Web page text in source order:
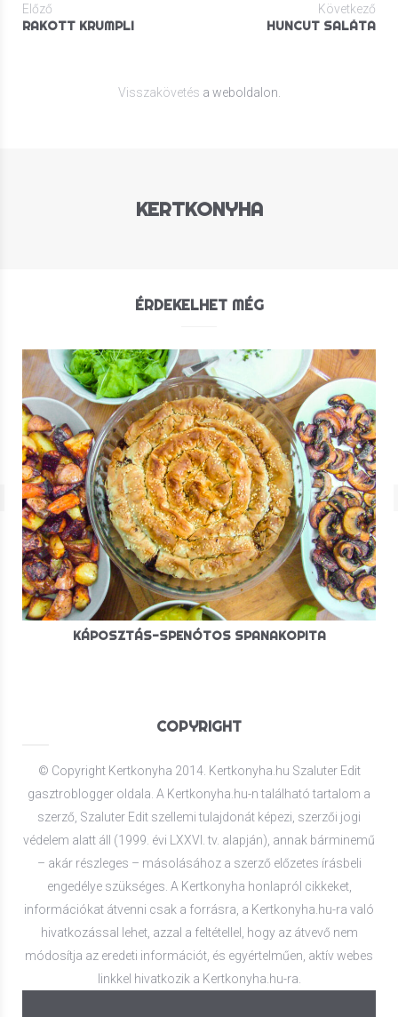
Előző
RAKOTT KRUMPLI
Következő
HUNCUT SALÁTA
Visszakövetés a weboldalon.
KERTKONYHA
ÉRDEKELHET MÉG
KÁPOSZTÁS-SPENÓTOS SPANAKOPITA
COPYRIGHT
© Copyright Kertkonyha 2014. Kertkonyha.hu Szaluter Edit
gasztroblogger oldala. A Kertkonyha.hu-n található tartalom a
szerző, Szaluter Edit szellemi tulajdonát képezi, szerzői jogi
védelem alatt áll (1999. évi LXXVI. tv. alapján), annak bárminemű
– akár részleges – másolásához a szerző előzetes írásbeli
engedélye szükséges. A Kertkonyha honlapról cikkeket,
információkat átvenni csak a forrásra, a Kertkonyha.hu-ra való
hivatkozással lehet, azzal a feltétellel, hogy az átvevő nem
módosítja az eredeti információt, és egyértelműen, aktív webes
linkkel hivatkozik a Kertkonyha.hu-ra.